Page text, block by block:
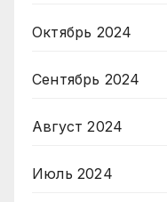
Октябрь 2024
Сентябрь 2024
Август 2024
Июль 2024